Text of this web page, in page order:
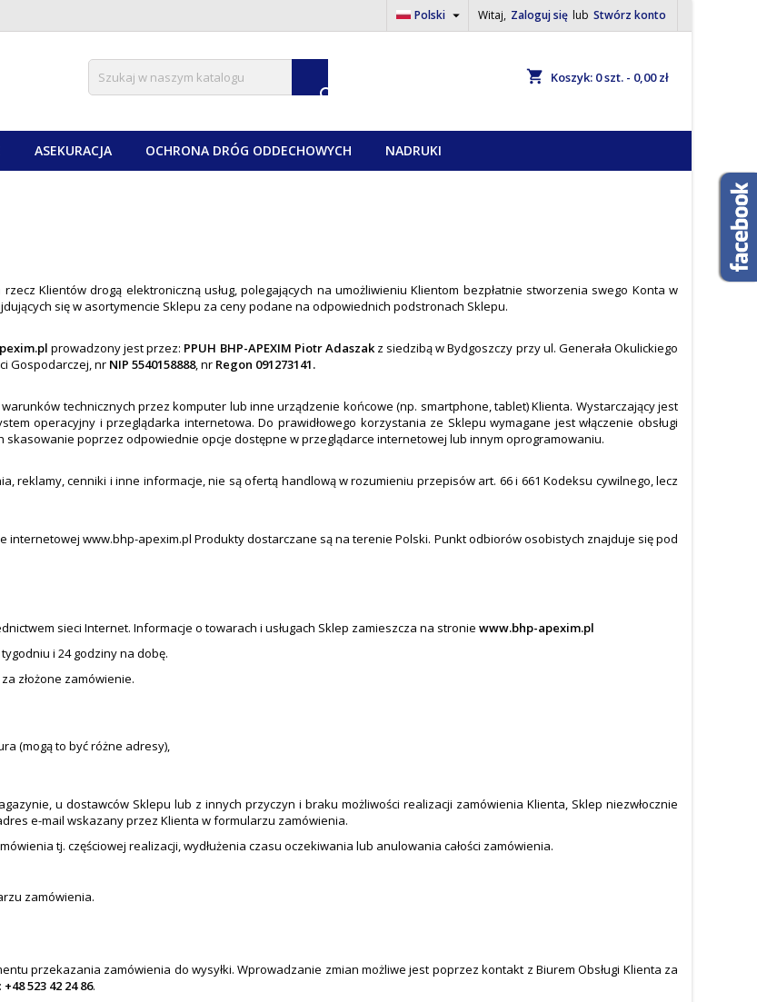
Witaj, Zaloguj się lub Stwórz konto
Polski 
shopping_cart Koszyk: 0szt. - 0,00 zł

ASEKURACJA OCHRONA DRÓG ODDECHOWYCH NADRUKI
rzecz Klientów drogą elektroniczną usług, polegających na umożliwieniu Klientom bezpłatnie stworzenia swego Konta w
się w asortymencie Sklepu za ceny podane na odpowiednich podstronach Sklepu.
prowadzony jest przez: PPUH BHP-APEXIM Piotr Adaszakz siedzibą w Bydgoszczy przy ul. Generała Okulickiego
Gospodarczej, nr NIP 5540158888, nr Regon 091273141.
technicznych przez komputer lub inne urządzenie końcowe (np. smartphone, tablet) Klienta. Wystarczający jest
operacyjny i przeglądarka internetowa. Do prawidłowego korzystania ze Sklepu wymagane jest włączenie obsługi
poprzez odpowiednie opcje dostępne w przeglądarce internetowej lub innym oprogramowaniu.
reklamy, cenniki i inne informacje, nie są ofertą handlową w rozumieniu przepisów art. 66 i 661 Kodeksu cywilnego, lecz
www.bhp-apexim.pl Produkty dostarczane są na terenie Polski. Punkt odbiorów osobistych znajduje się pod
sieci Internet. Informacje o towarach i usługach Sklep zamieszcza na stronie www.bhp-apexim.pl
i 24 godziny na dobę.
złożone zamówienie.
(mogą to być różne adresy),
u dostawców Sklepu lub z innych przyczyn i braku możliwości realizacji zamówienia Klienta, Sklep niezwłocznie
e-mail wskazany przez Klienta w formularzu zamówienia.
tj. częściowej realizacji, wydłużenia czasu oczekiwania lub anulowania całości zamówienia.
zamówienia.
przekazania zamówienia do wysyłki. Wprowadzanie zmian możliwe jest poprzez kontakt z Biurem Obsługi Klienta za
+48 523 42 24 86.